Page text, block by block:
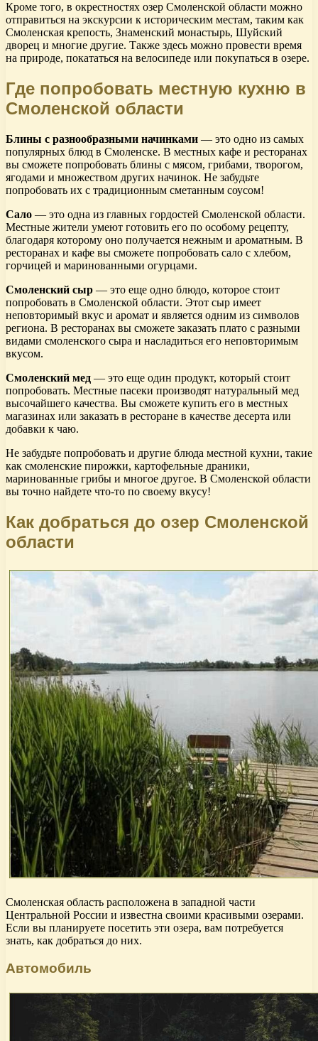
Кроме того, в окрестностях озер Смоленской области можно
отправиться на экскурсии к историческим местам, таким как
Смоленская крепость, Знаменский монастырь, Шуйский
дворец и многие другие. Также здесь можно провести время
на природе, покататься на велосипеде или покупаться в озере.
Где попробовать местную кухню в
Смоленской области
Блины с разнообразными начинками — это одно из самых
популярных блюд в Смоленске. В местных кафе и ресторанах
вы сможете попробовать блины с мясом, грибами, творогом,
ягодами и множеством других начинок. Не забудьте
попробовать их с традиционным сметанным соусом!
Сало — это одна из главных гордостей Смоленской области.
Местные жители умеют готовить его по особому рецепту,
благодаря которому оно получается нежным и ароматным. В
ресторанах и кафе вы сможете попробовать сало с хлебом,
горчицей и маринованными огурцами.
Смоленский сыр — это еще одно блюдо, которое стоит
попробовать в Смоленской области. Этот сыр имеет
неповторимый вкус и аромат и является одним из символов
региона. В ресторанах вы сможете заказать плато с разными
видами смоленского сыра и насладиться его неповторимым
вкусом.
Смоленский мед — это еще один продукт, который стоит
попробовать. Местные пасеки производят натуральный мед
высочайшего качества. Вы сможете купить его в местных
магазинах или заказать в ресторане в качестве десерта или
добавки к чаю.
Не забудьте попробовать и другие блюда местной кухни, такие
как смоленские пирожки, картофельные драники,
маринованные грибы и многое другое. В Смоленской области
вы точно найдете что-то по своему вкусу!
Как добраться до озер Смоленской
области
Смоленская область расположена в западной части
Центральной России и известна своими красивыми озерами.
Если вы планируете посетить эти озера, вам потребуется
знать, как добраться до них.
Автомобиль